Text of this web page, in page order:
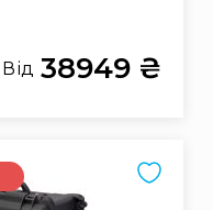
Від 38949 ₴